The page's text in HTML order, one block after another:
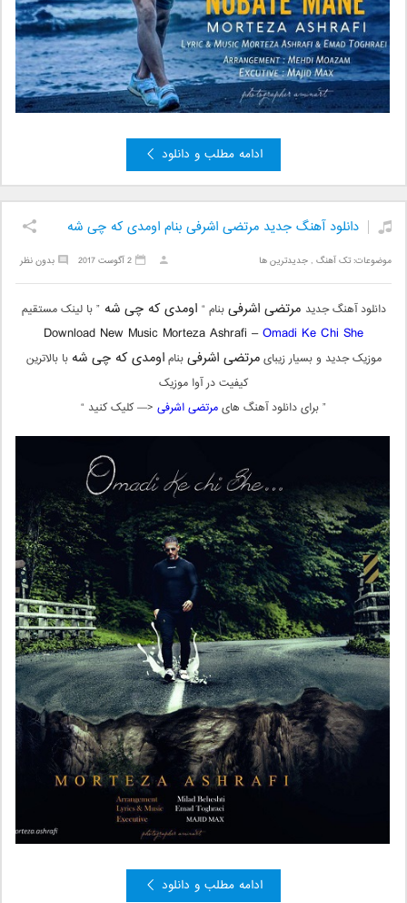
ادامه مطلب و دانلود
دانلود آهنگ جدید مرتضی اشرفی بنام اومدی که چی شه
موضوعات:تک آهنگ ,جدیدترین ها بدون نظر 2 آگوست 2017
دانلود آهنگ جدید مرتضی اشرفیبنام “ اومدی که چی شه” با لینک مستقیم
Download New Music Morteza Ashrafi –Omadi Ke Chi She
موزیک جدید و بسیار زیبایمرتضی اشرفیبناماومدی که چی شه با بالاترین
کیفیت در آوا موزیک
” برای دانلود آهنگ هایمرتضی اشرفی <— کلیک کنید “
ادامه مطلب و دانلود